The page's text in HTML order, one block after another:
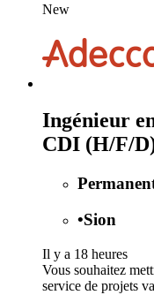
New
Ingénieur
CDI (H/F/
•Sion
Il y a 18 heures
Vous souhaitez
service de projets